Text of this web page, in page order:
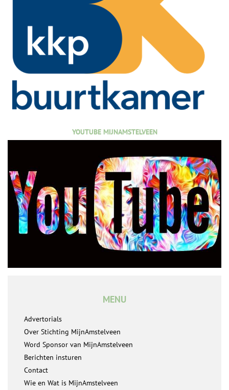
YOUTUBE MIJNAMSTELVEEN
MENU
Advertorials
Over Stichting MijnAmstelveen
Word Sponsor van MijnAmstelveen
Berichten insturen
Contact
Wie en Wat is MijnAmstelveen